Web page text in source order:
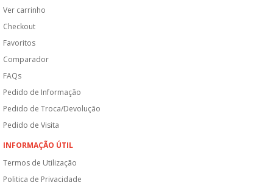
Ver carrinho
Checkout
Favoritos
Comparador
FAQs
Pedido de Informação
Pedido de Troca/Devolução
Pedido de Visita
INFORMAÇÃO ÚTIL
Termos de Utilização
Politica de Privacidade